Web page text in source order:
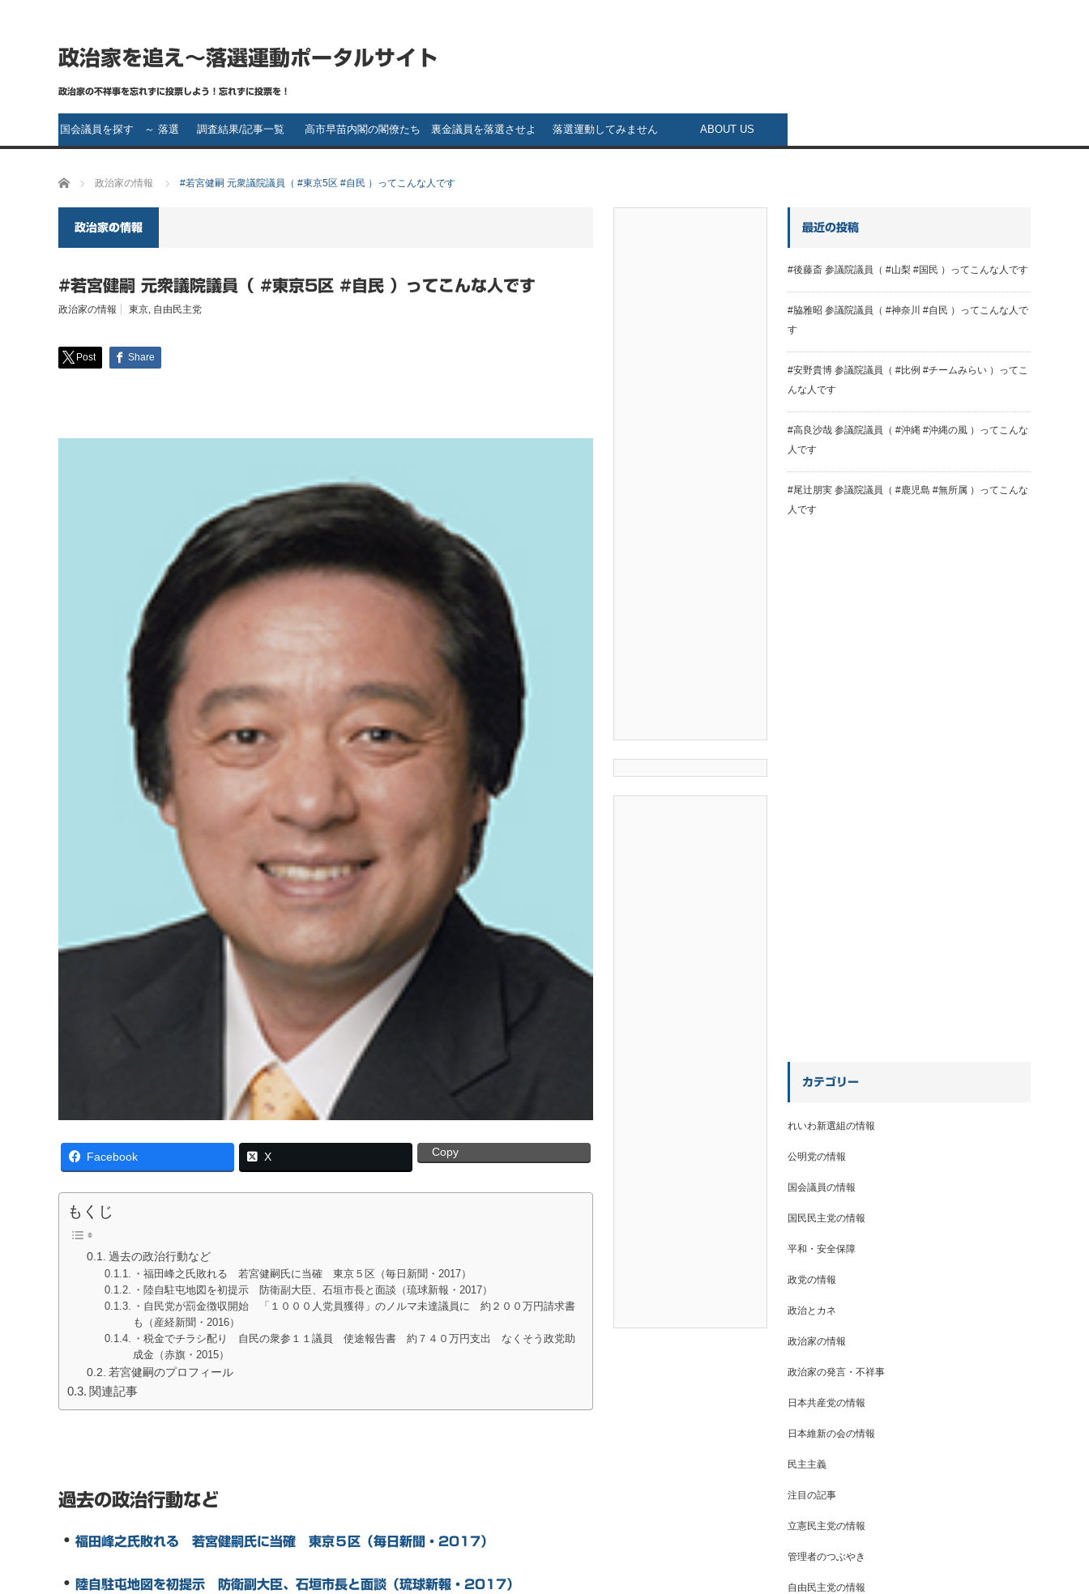
政治家を追え～落選運動ポータルサイト
政治家の不祥事を忘れずに投票しよう！忘れずに投票を！
国会議員を探す ～ 落選
か？
調査結果/記事一覧 高市早苗内閣の閣僚たち 裏金議員を落選させよ 落選運動してみません ABOUT US
ホーム 政治家の情報 #若宮健嗣 元衆議院議員（ #東京5区 #自民 ）ってこんな人です
政治家の情報
#若宮健嗣 元衆議院議員（ #東京5区 #自民 ）ってこんな人です
政治家の情報 東京, 自由民主党
Post Share
Facebook X Copy
もくじ
過去の政治行動など
・福田峰之氏敗れる 若宮健嗣氏に当確 東京５区（毎日新聞・2017）
・陸自駐屯地図を初提示 防衛副大臣、石垣市長と面談（琉球新報・2017）
・自民党が罰金徴収開始 「１０００人党員獲得」のノルマ未達議員に 約２００万円請求書
も（産経新聞・2016）
・税金でチラシ配り 自民の衆参１１議員 使途報告書 約７４０万円支出 なくそう政党助
成金（赤旗・2015）
若宮健嗣のプロフィール
関連記事
過去の政治行動など
・ 福田峰之氏敗れる 若宮健嗣氏に当確 東京５区（毎日新聞・2017）
・ 陸自駐屯地図を初提示 防衛副大臣、石垣市長と面談（琉球新報・2017）
最近の投稿
#後藤斎 参議院議員（ #山梨 #国民 ）ってこんな人です
#脇雅昭 参議院議員（ #神奈川 #自民 ）ってこんな人で
す
#安野貴博 参議院議員（ #比例 #チームみらい ）ってこ
んな人です
#高良沙哉 参議院議員（ #沖縄 #沖縄の風 ）ってこんな
人です
#尾辻朋実 参議院議員（ #鹿児島 #無所属 ）ってこんな
人です
カテゴリー
れいわ新選組の情報
公明党の情報
国会議員の情報
国民民主党の情報
平和・安全保障
政党の情報
政治とカネ
政治家の情報
政治家の発言・不祥事
日本共産党の情報
日本維新の会の情報
民主主義
注目の記事
立憲民主党の情報
管理者のつぶやき
自由民主党の情報